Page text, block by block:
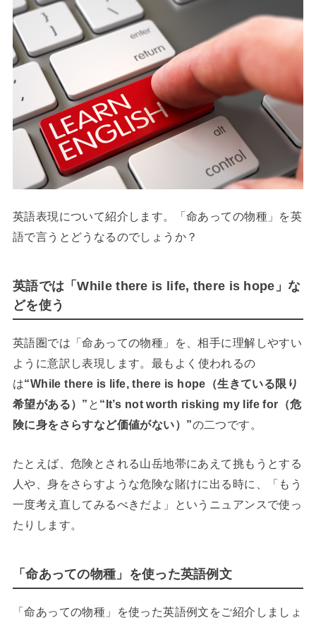
英語表現について紹介します。「命あっての物種」を英
語で言うとどうなるのでしょうか？
英語では「While there is life, there is hope」な
どを使う
英語圏では「命あっての物種」を、相手に理解しやすい
ように意訳し表現します。 最もよく使われるの
は“While there is life, there is hope（生きている限り
希望がある）” と “It’s not worth risking my life for（危
険に身をさらすなど価値がない）”の二つです。
たとえば、危険とされる山岳地帯にあえて挑もうとする
人や、身をさらすような危険な賭けに出る時に、「もう
一度考え直してみるべきだよ」というニュアンスで使っ
たりします。
「命あっての物種」を使った英語例文
「命あっての物種」を使った英語例文をご紹介しましょ